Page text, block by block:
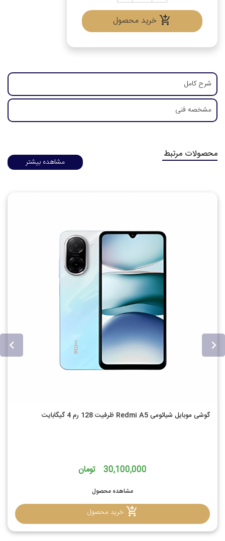
خرید محصول
شرح کامل
مشخصه فنی
محصولات مرتبط
مشاهده بیشتر
گوشی موبایل شیائومی Redmi A5 ظرفیت 128 رم 4 گیگابایت
30,100,000 تومان
مشاهده محصول
خرید محصول